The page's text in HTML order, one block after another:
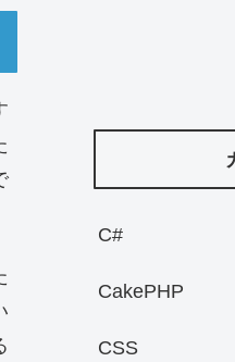
C#
CakePHP
CSS